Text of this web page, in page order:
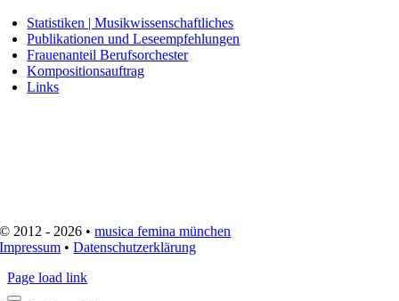
Statistiken | Musikwissenschaftliches
Publikationen und Leseempfehlungen
Frauenanteil Berufsorchester
Kompositionsauftrag
Links
© 2012 - 2026 •musica femina münchen
Impressum •Datenschutzerklärung
Page load link